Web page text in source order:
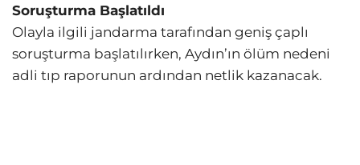
Soruşturma Başlatıldı
Olayla ilgili jandarma tarafından geniş çaplı
soruşturma başlatılırken, Aydın’ın ölüm nedeni
adli tıp raporunun ardından netlik kazanacak.